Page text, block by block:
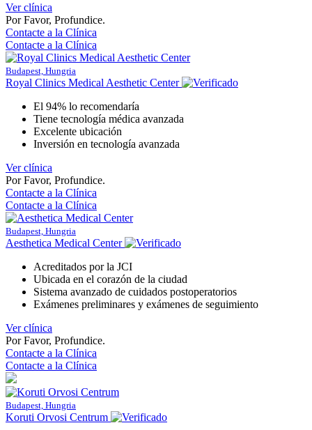
Ver clínica
Por Favor, Profundice.
Contacte a la Clínica
Contacte a la Clínica
Budapest, Hungria
Royal Clinics Medical Aesthetic Center
El 94% lo recomendaría
Tiene tecnología médica avanzada
Excelente ubicación
Inversión en tecnología avanzada
Ver clínica
Por Favor, Profundice.
Contacte a la Clínica
Contacte a la Clínica
Budapest, Hungria
Aesthetica Medical Center
Acreditados por la JCI
Ubicada en el corazón de la ciudad
Sistema avanzado de cuidados postoperatorios
Exámenes preliminares y exámenes de seguimiento
Ver clínica
Por Favor, Profundice.
Contacte a la Clínica
Contacte a la Clínica
Budapest, Hungria
Koruti Orvosi Centrum